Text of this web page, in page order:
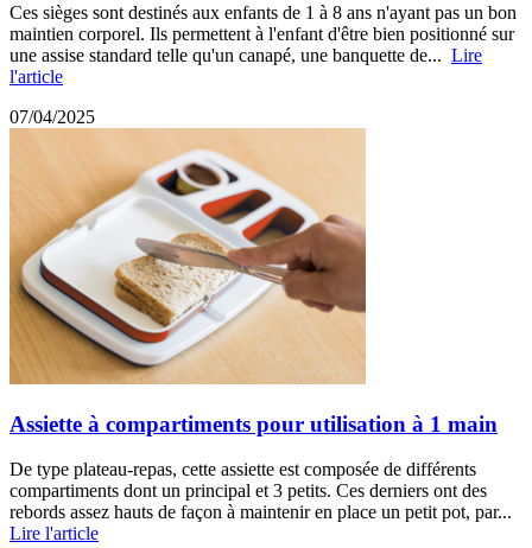
Ces sièges sont destinés aux enfants de 1 à 8 ans n'ayant pas un bon
maintien corporel. Ils permettent à l'enfant d'être bien positionné sur
une assise standard telle qu'un canapé, une banquette de... Lire
l'article
07/04/2025
Assiette à compartiments pour utilisation à 1 main
De type plateau-repas, cette assiette est composée de différents
compartiments dont un principal et 3 petits. Ces derniers ont des
rebords assez hauts de façon à maintenir en place un petit pot, par...
Lire l'article